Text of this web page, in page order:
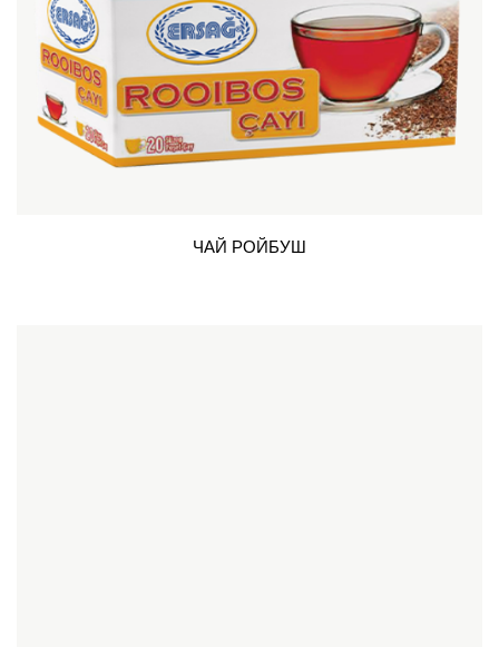
ЧАЙ РОЙБУШ